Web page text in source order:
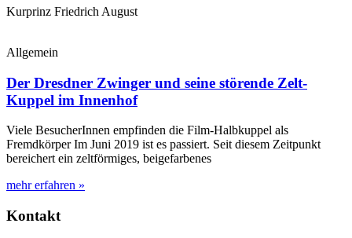
Kurprinz Friedrich August
Allgemein
Der Dresdner Zwinger und seine störende Zelt-
Kuppel im Innenhof
Viele BesucherInnen empfinden die Film-Halbkuppel als
Fremdkörper Im Juni 2019 ist es passiert. Seit diesem Zeitpunkt
bereichert ein zeltförmiges, beigefarbenes
mehr erfahren »
Kontakt